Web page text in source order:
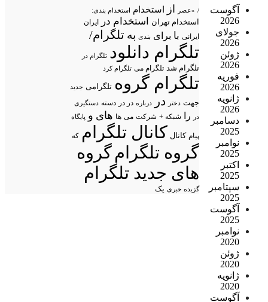
آگوست
2026
جولای
2026
ژوئن
2026
فوریه
2026
ژانویه
2026
دسامبر
2025
نوامبر
2025
اکتبر
2025
سپتامبر
2025
آگوست
2025
نوامبر
2020
ژوئن
2020
ژانویه
2020
آگوست
/ «عصر از استخدام استخدام بندی:
استخدام تهران استخدام در ایران
ایرانی با برای بندی به تلگرام/
تلگرام دانلود تلگرام در
تلگرام شد تلگرام می تلگرام کرد
تلگرام گروه تلگرامی جدید
جهت دختر در درباره در در دسته دستگیری
در
را شبکه + شرکت می ها های و پایگاه
پیام کانال کانال تلگرام که
گروه تلگرامگروه
های جدید تلگرام
گزیده خبری یک